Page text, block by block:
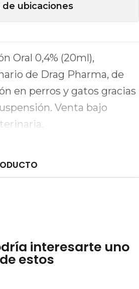
ubicaciones
Oral 0,4% (20ml),
de Drag Pharma, de
en perros y gatos gracias
Venta bajo
interesarte uno
de estos